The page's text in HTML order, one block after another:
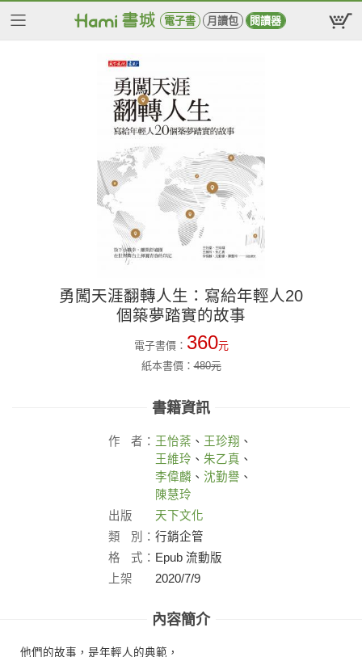
電子書 月讀包 閱讀器
勇闖天涯翻轉人生：寫給年輕人20
個築夢踏實的故事
電子書價： 360元
紙本書價：480元
書籍資訊
作 者： 王怡棻 、 王珍翔 、
王維玲 、 朱乙真 、
李偉麟 、 沈勤譽 、
陳慧玲
出版
社：
天下文化
類
別： 行銷企管
格
式： Epub 流動版
上架
2020/7/9
內容簡介
他們的故事，是年輕人的典範，